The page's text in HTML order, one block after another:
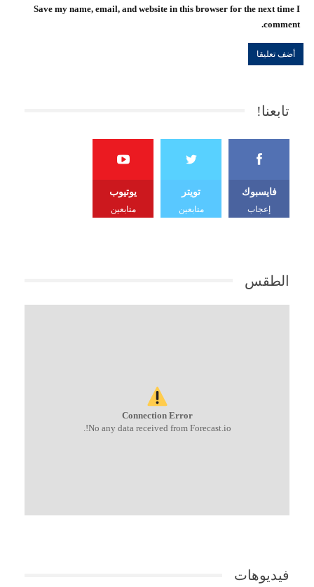
Save my name, email, and website in this browser for the next time I
comment.
تابعنا!
فايسبوك
إعجاب
تويتر
متابعين
يوتيوب
متابعين
الطقس
Connection Error
No any data received from Forecast.io!.
فيديوهات